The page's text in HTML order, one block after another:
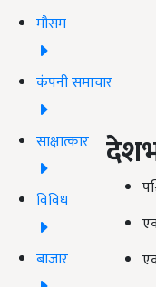
मौसम
कंपनी समाचार
साक्षात्कार
विविध
बाजार